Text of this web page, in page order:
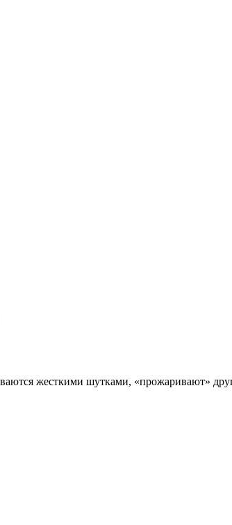
жесткими шутками, «прожаривают»